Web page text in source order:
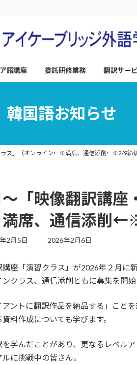
語講座 委託研修業務 翻訳サー
韓国語お知らせ
ラス」（オンライン←※満席、通信添削←※2/9締切
～「映像翻訳講座
席、通信添削
2月5日
最
新
日
2026年2月6日
講座「演習クラス」が2026年２月に
クラス、通信添削ともに募集を開始
アントに翻訳作品を納品する」ことを
料作成についても学びます。
学んだことがあり、更なるレベルア
ルに挑戦中の皆さん。